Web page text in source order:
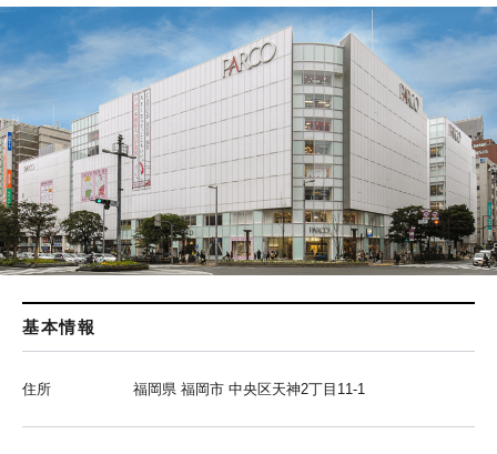
基本情報
住所 福岡県 福岡市 中央区天神2丁目11-1